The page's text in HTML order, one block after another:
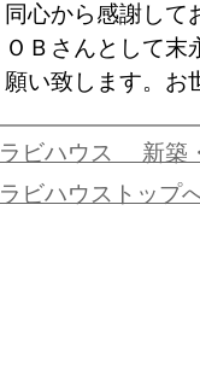
同心から感謝して
ＯＢさんとして末
願い致します。お
ラビハウス 新築
ラビハウストップ